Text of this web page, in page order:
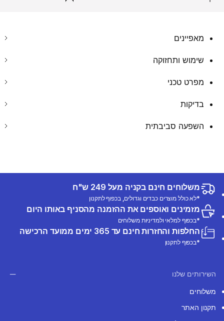
מאפיינים
שימוש ותחזוקה
מפרט טכני
בדיקות
השפעה סביבתית
משלוחים חינם בקניה מעל 249 ש"ח
*לא כולל מוצרים כבדים וגדולים, בכפוף לתקנון
מזמינים ואוספים את ההזמנה מהסניף באותו היום
*בכפוף למלאי ולמדיניות משלוחים
החלפות והחזרות חינם עד 365 ימים ממועד הרכישה
*בכפוף לתקנון
השירותים שלנו
משלוחים
תקנון האתר